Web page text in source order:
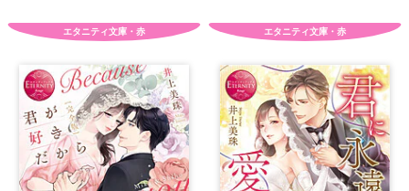
エタニティ文庫・赤 エタニティ文庫・赤